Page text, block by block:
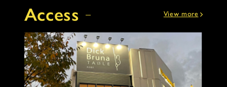
Access View more